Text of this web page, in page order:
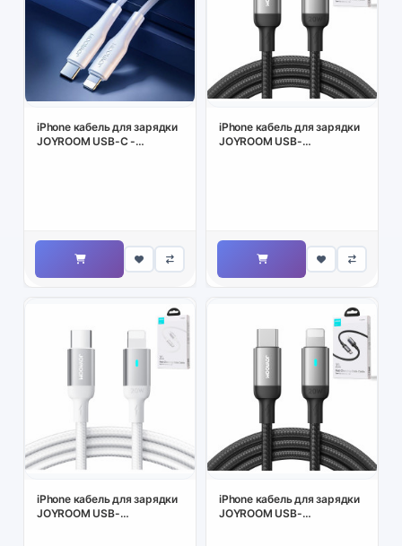
iPhone кабель для зарядки
JOYROOM USB-C -
iPhone кабель для зарядки
JOYROOM USB-
iPhone кабель для зарядки
JOYROOM USB-
iPhone кабель для зарядки
JOYROOM USB-